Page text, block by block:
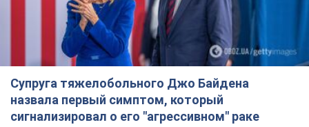
Супруга тяжелобольного Джо Байдена
назвала первый симптом, который
сигнализировал о его "агрессивном" раке